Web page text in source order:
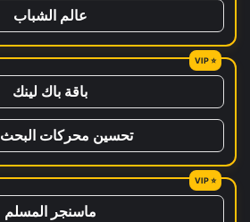
عالم الشباب
باقة باك لينك
تحسين محركات البحث SEO
ماسنجر المسلم